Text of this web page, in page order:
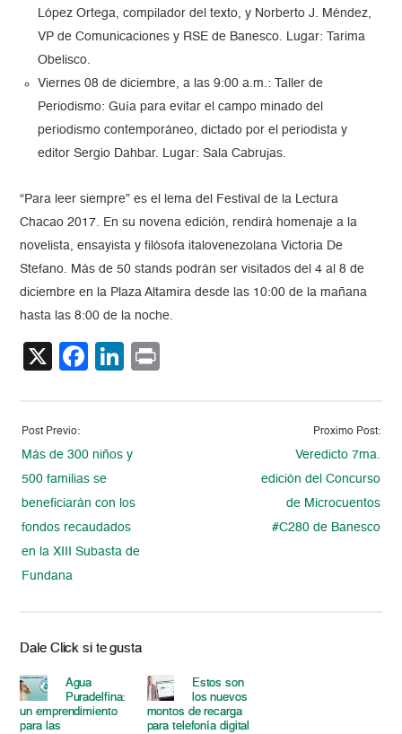
López Ortega, compilador del texto, y Norberto J. Méndez,
VP de Comunicaciones y RSE de Banesco. Lugar: Tarima
Obelisco.
Viernes 08 de diciembre, a las 9:00 a.m.: Taller de
Periodismo: Guía para evitar el campo minado del
periodismo contemporáneo, dictado por el periodista y
editor Sergio Dahbar. Lugar: Sala Cabrujas.
“Para leer siempre” es el lema del Festival de la Lectura
Chacao 2017. En su novena edición, rendirá homenaje a la
novelista, ensayista y filósofa italovenezolana Victoria De
Stefano. Más de 50 stands podrán ser visitados del 4 al 8 de
diciembre en la Plaza Altamira desde las 10:00 de la mañana
hasta las 8:00 de la noche.
X Facebook
LinkedIn
Post Previo:
Más de 300 niños y
500 familias se
beneficiarán con los
fondos recaudados
en la XIII Subasta de
Fundana
Proximo Post:
Veredicto 7ma.
edición del Concurso
de Microcuentos
#C280 de Banesco
Dale Click si te gusta
Agua
Puradelfina:
un emprendimiento
para las
Estos son
los nuevos
montos de recarga
para telefonía digital